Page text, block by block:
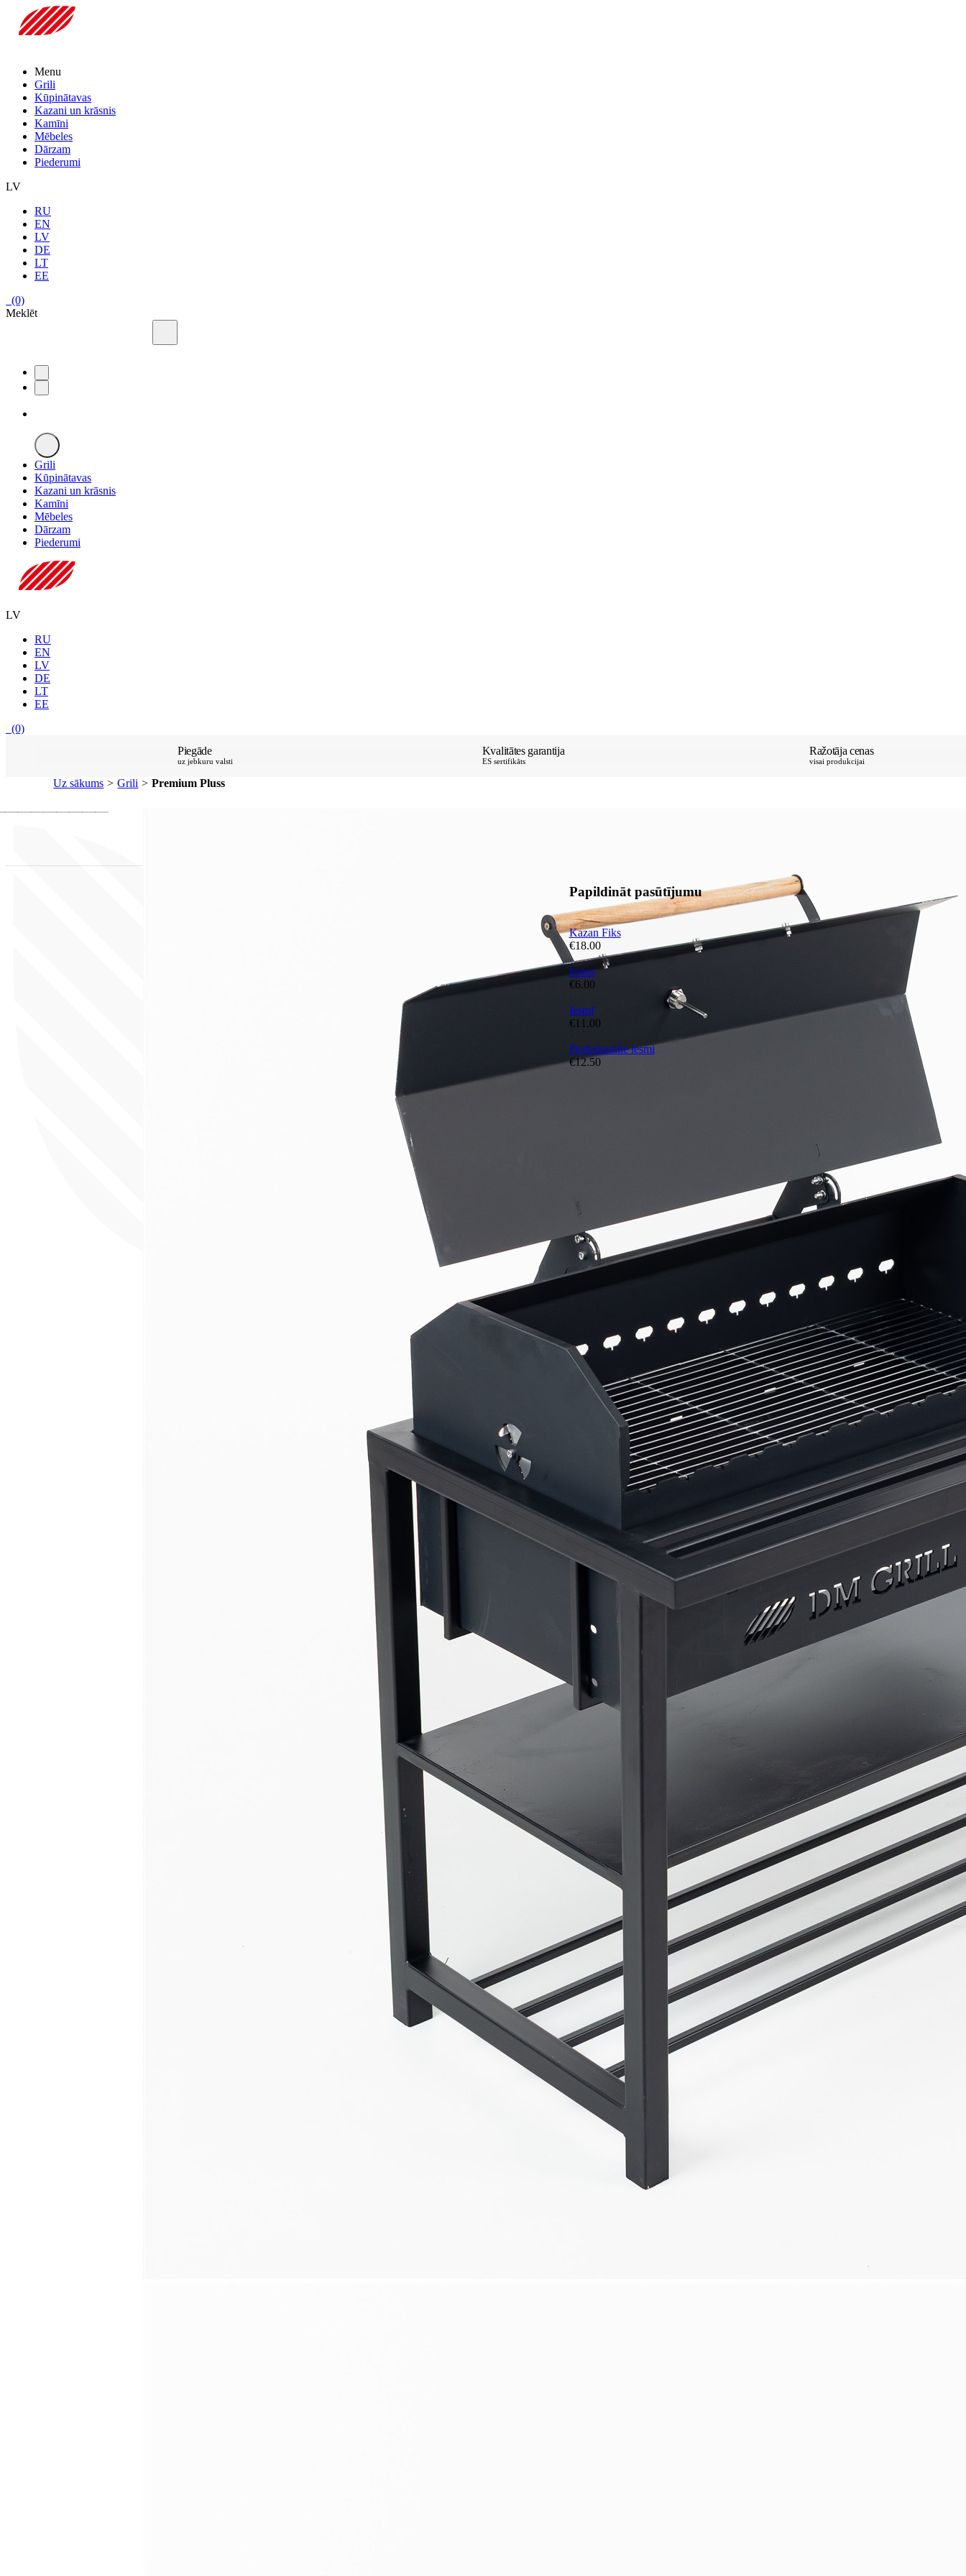
Menu
Grili
Kūpinātavas
Kazani un krāsnis
Kamīni
Mēbeles
Dārzam
Piederumi
LV
RU
EN
LV
DE
LT
EE
(0)
Meklēt
Grili
Kūpinātavas
Kazani un krāsnis
Kamīni
Mēbeles
Dārzam
Piederumi
LV
RU
EN
LV
DE
LT
EE
(0)
Piegāde
uz jebkuru valsti
Kvalitātes garantija
ES sertifikāts
Ražotāja cenas
visai produkcijai
Uz sākums > Grili > Premium Pluss
Papildināt pasūtījumu
Kazan Fiks
€18.00
Iesms
€6.00
Iesmi
€11.00
Profesionālie iesmi
€12.50
Bildes Instagram
Video Youtube
Telegram kanāls
Sazināties ar mums
+371 2971 4135, +371 29509500
LV50003731161
Kaudzīšu 42, Rumbula, Latvija
Dūmvadu meistars SIA © 2019 - 2026.
All rights reserved.
Created withsb-systems.lv